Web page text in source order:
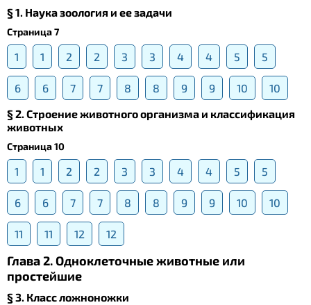
§ 1. Наука зоология и ее задачи
Страница 7
1 1 2 2 3 3 4 4 5 5
6 6 7 7 8 8 9 9 10
10
§ 2. Строение животного организма и классификация
животных
Страница 10
1 1 2 2 3 3 4 4 5 5
6 6 7 7 8 8 9 9 10 10
11 11 12 12
Глава 2. Одноклеточные животные или
простейшие
§ 3. Класс ложноножки